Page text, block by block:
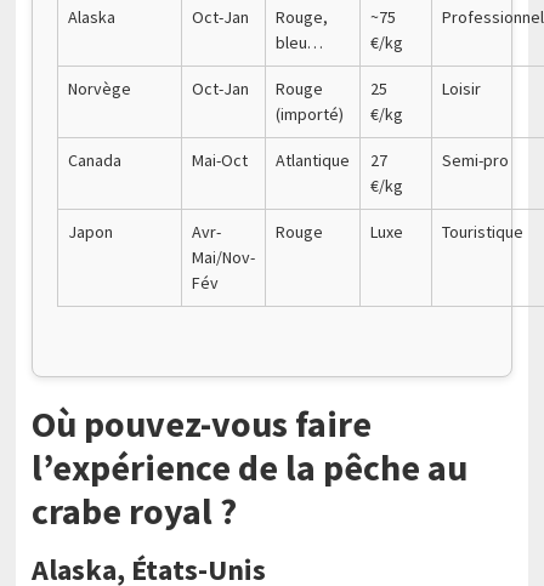
Alaska Oct-Jan
Rouge,
bleu…
~75
€/kg
Professionnel
Norvège Oct-Jan
Rouge
(importé)
25
€/kg
Loisir
Canada Mai-Oct Atlantique
27
€/kg
Semi-pro
Japon
Avr-
Mai/Nov-
Fév
Rouge Luxe Touristique
Où pouvez-vous faire
l’expérience de la pêche au
crabe royal ?
Alaska, États-Unis